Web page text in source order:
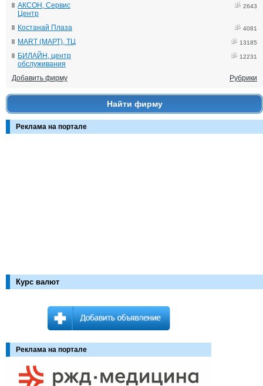
АКСОН, Сервис
Центр
2643
Костанай Плаза 4081
MART (МАРТ), ТЦ 13185
БИЛАЙН, центр
обслуживания
12231
Добавить фирму Рубрики
Найти фирму
Реклама на портале
Курс валют
Реклама на портале